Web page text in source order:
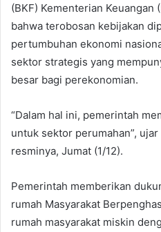
(BKF) Kementerian Keuangan
bahwa terobosan kebijakan
pertumbuhan ekonomi
sektor strategis yang
besar bagi perekonomian.
“Dalam hal ini, pemerintah
untuk sektor perumahan”,
resminya, Jumat (1/12).
Pemerintah memberikan
rumah Masyarakat
rumah masyarakat miskin